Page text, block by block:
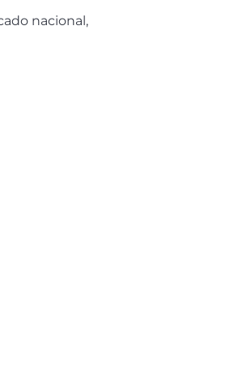
nacional,